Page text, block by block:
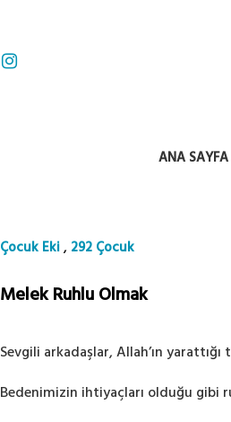
ANA SAYFA
Çocuk Eki, 292 Çocuk
Melek Ruhlu Olmak
Sevgili arkadaşlar, Allah’ın
Bedenimizin ihtiyaçları olduğu gibi